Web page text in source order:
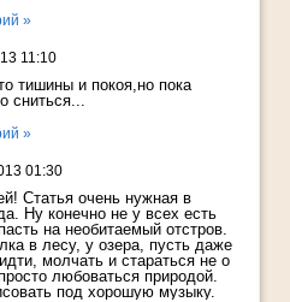
»
11:10
тишины и покоя,но пока
сниться...
»
01:30
Статья очень нужная в
Ну конечно не у всех есть
на необитаемый отстров.
в лесу, у озера, пусть даже
молчать и стараться не о
любоваться природой.
под хорошую музыку.